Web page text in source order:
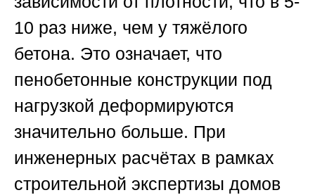
10 раз ниже, чем у тяжёлого
бетона. Это означает, что
пенобетонные конструкции под
нагрузкой деформируются
значительно больше. При
инженерных расчётах в рамках
строительной экспертизы домов